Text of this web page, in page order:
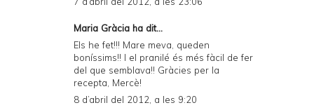
Maria Gràcia ha dit...
Els he fet!!! Mare meva, queden
boníssims!! I el pranilé és més fàcil de fer
del que semblava!! Gràcies per la
recepta, Mercè!
8 d’abril del 2012, a les 9:20